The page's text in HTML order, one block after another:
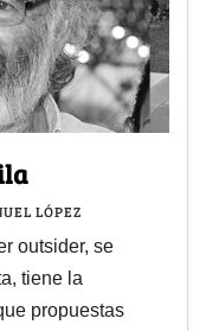
LÓPEZ
outsider, se
tiene la
propuestas